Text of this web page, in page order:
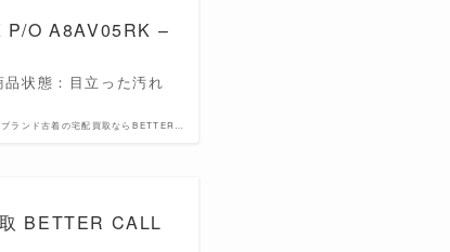
ブランド古着の宅配買取ならBETTER…
O A8AV05RK –
状態：目立った汚れ
BETTER CALL